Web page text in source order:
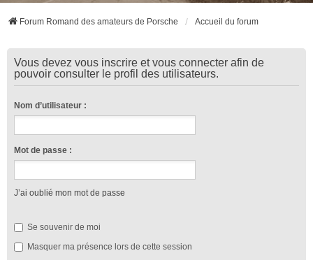
Forum Romand des amateurs de Porsche Accueil du forum
Vous devez vous inscrire et vous connecter afin de
pouvoir consulter le profil des utilisateurs.
Nom d’utilisateur :
Mot de passe :
J’ai oublié mon mot de passe
Se souvenir de moi
Masquer ma présence lors de cette session